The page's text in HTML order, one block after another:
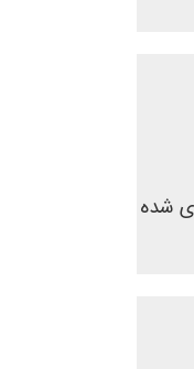
شده